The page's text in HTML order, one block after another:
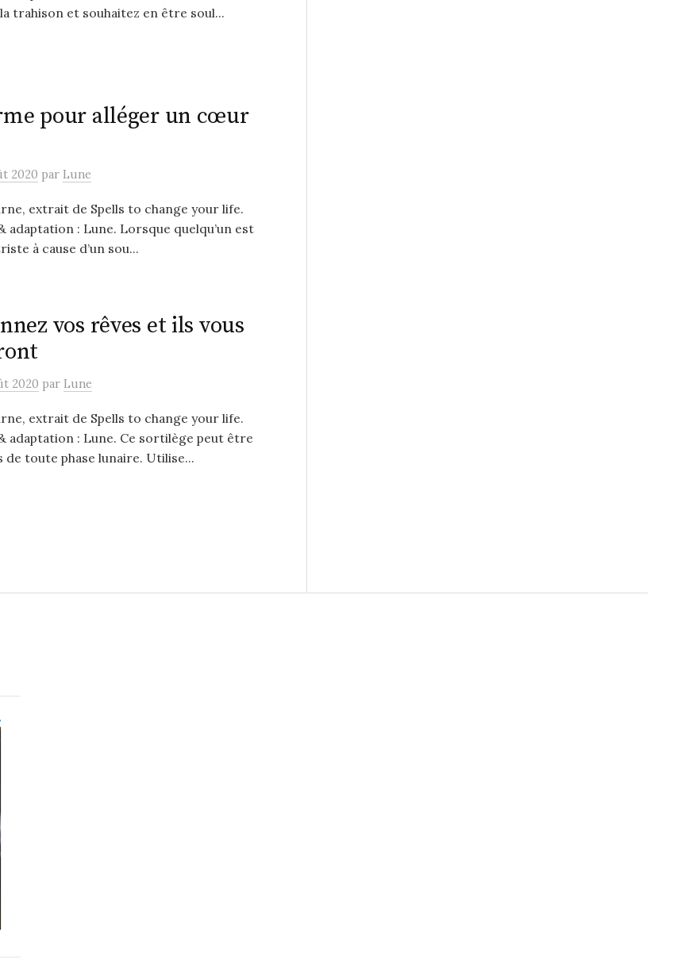
trahison et souhaitez en être soul...
pour alléger un cœur
2020 par Lune
extrait de Spells to change your life.
adaptation : Lune. Lorsque quelqu’un est
à cause d’un sou...
vos rêves et ils vous
2020 par Lune
extrait de Spells to change your life.
adaptation : Lune. Ce sortilège peut être
toute phase lunaire. Utilise...